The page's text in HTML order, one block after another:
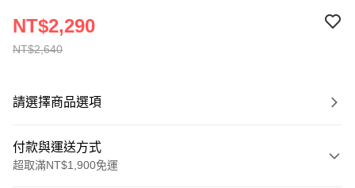
NT$2,640
NT$2,290
請選擇商品選項
付款與運送方式
超取滿NT$1,900免運